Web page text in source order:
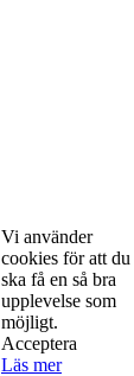
Vi använder
cookies för att du
ska få en så bra
upplevelse som
möjligt.
Acceptera
Läs mer